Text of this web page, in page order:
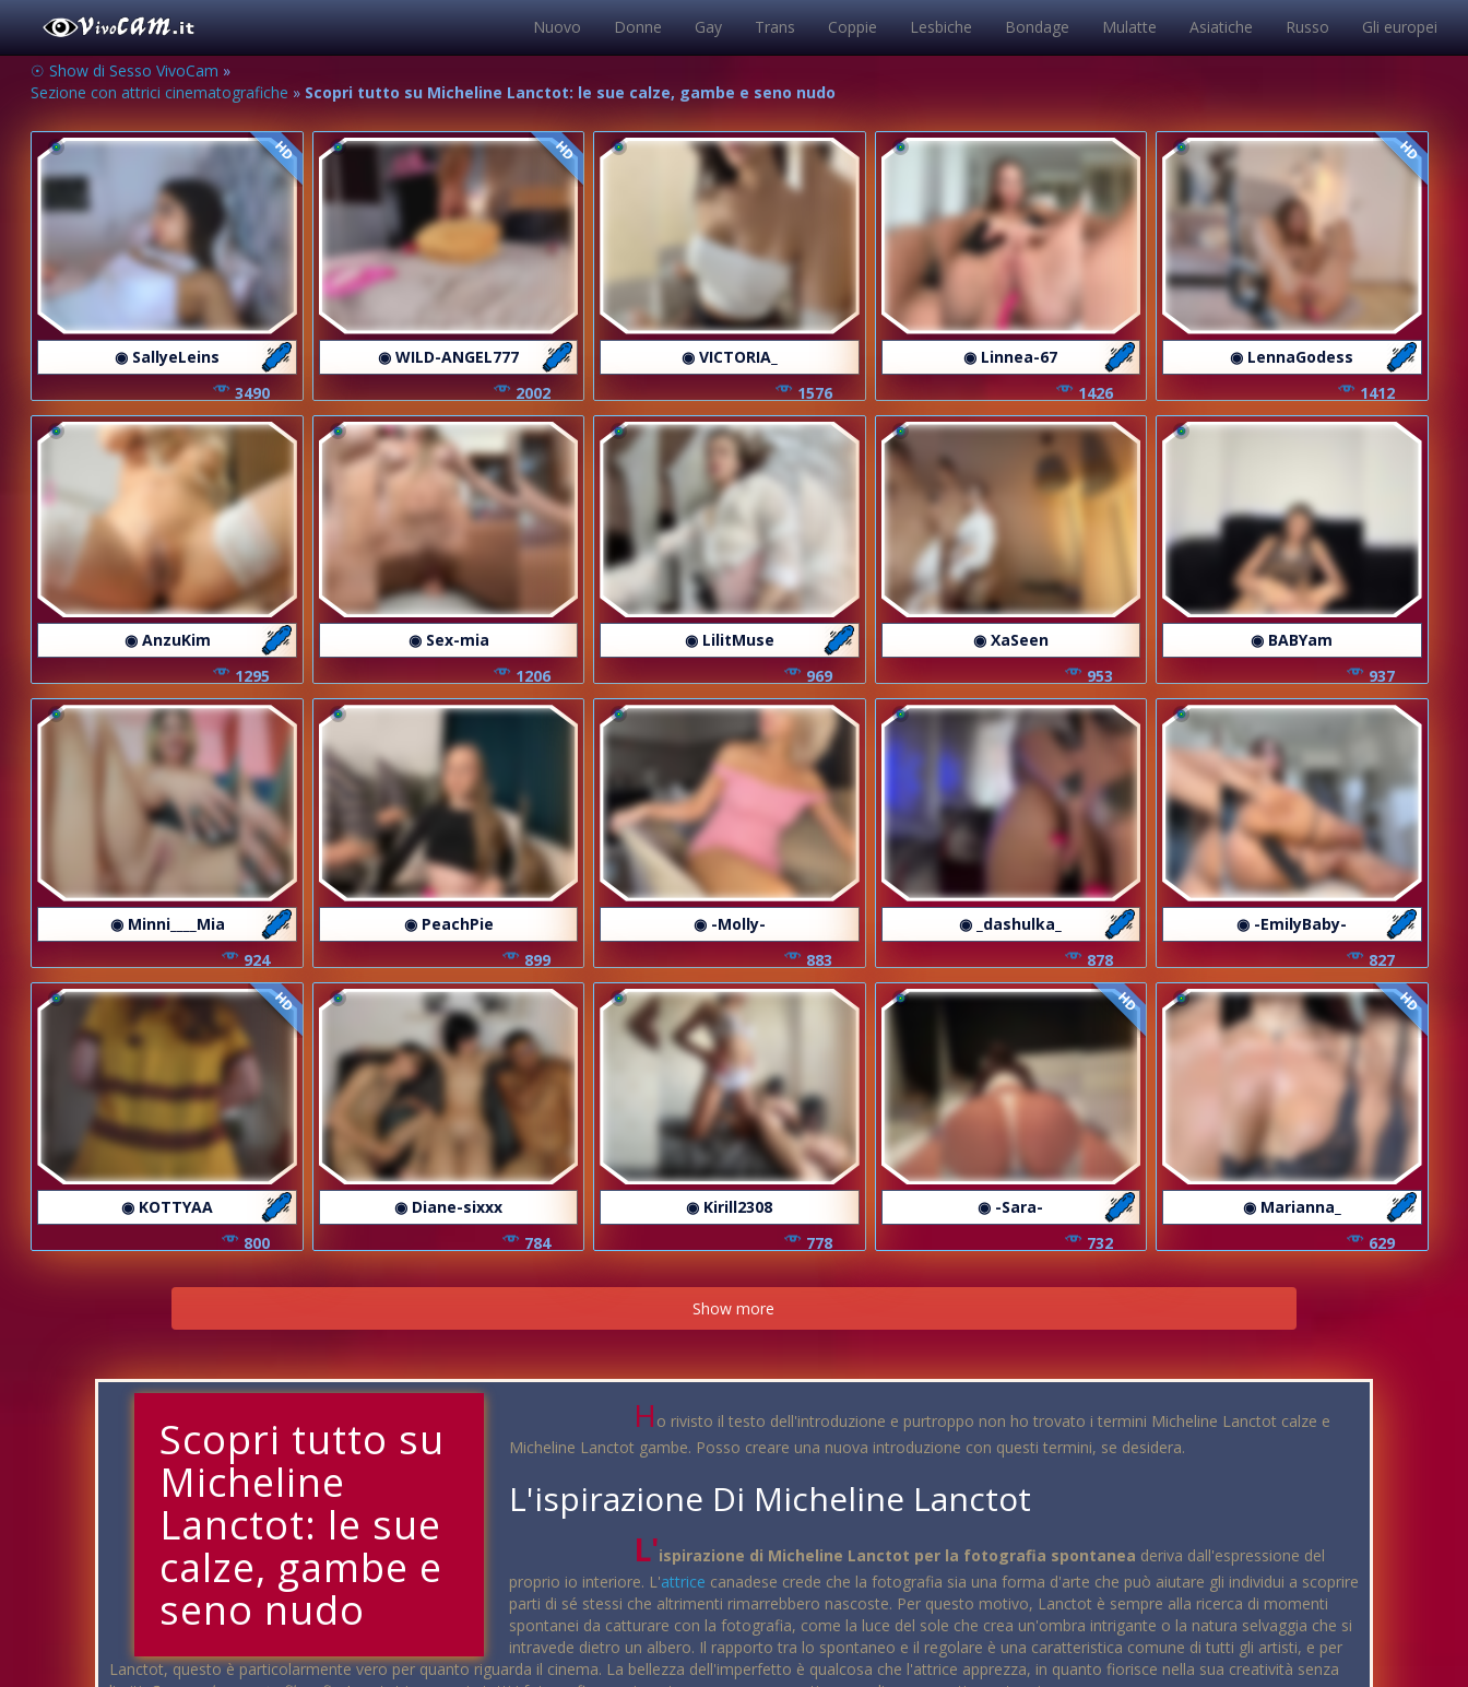
Nuovo Donne Gay Trans Coppie Lesbiche Bondage Mulatte Asiatiche Russo Gli europei
☉ Show di Sesso VivoCam »
Sezione con attrici cinematografiche » Scopri tutto su Micheline Lanctot: le sue calze, gambe e seno nudo
HD
◉ SallyeLeins
3490
HD
◉ WILD-ANGEL777
2002
◉ VICTORIA_
1576
◉ Linnea-67
1426
HD
◉ LennaGodess
1412
◉ AnzuKim
1295
◉ Sex-mia
1206
◉ LilitMuse
969
◉ XaSeen
953
◉ BABYam
937
◉ Minni____Mia
924
◉ PeachPie
899
◉ -Molly-
883
◉ _dashulka_
878
◉ -EmilyBaby-
827
HD
◉ KOTTYAA
800
◉ Diane-sixxx
784
◉ Kirill2308
778
HD
◉ -Sara-
732
HD
◉ Marianna_
629
Show more
Scopri tutto su
Micheline
Lanctot: le sue
calze, gambe e
seno nudo
H o rivisto il testo dell'introduzione e purtroppo non ho trovato i termini Micheline Lanctot calze e
Micheline Lanctot gambe. Posso creare una nuova introduzione con questi termini, se desidera.
L'ispirazione Di Micheline Lanctot
L'ispirazione di Micheline Lanctot per la fotografia spontanea deriva dall'espressione del
proprio io interiore. L'attrice canadese crede che la fotografia sia una forma d'arte che può aiutare gli individui a scoprire
parti di sé stessi che altrimenti rimarrebbero nascoste. Per questo motivo, Lanctot è sempre alla ricerca di momenti
spontanei da catturare con la fotografia, come la luce del sole che crea un'ombra intrigante o la natura selvaggia che si
intravede dietro un albero. Il rapporto tra lo spontaneo e il regolare è una caratteristica comune di tutti gli artisti, e per
Lanctot, questo è particolarmente vero per quanto riguarda il cinema. La bellezza dell'imperfetto è qualcosa che l'attrice apprezza, in quanto fiorisce nella sua creatività senza